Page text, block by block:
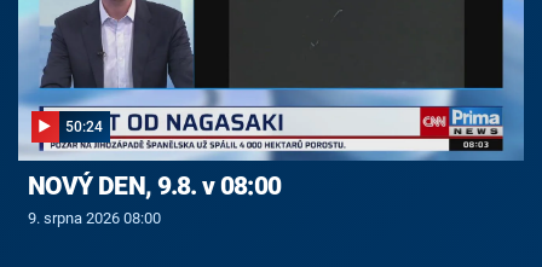
50:24
NOVÝ DEN, 9.8. v 08:00
9. srpna 2026 08:00